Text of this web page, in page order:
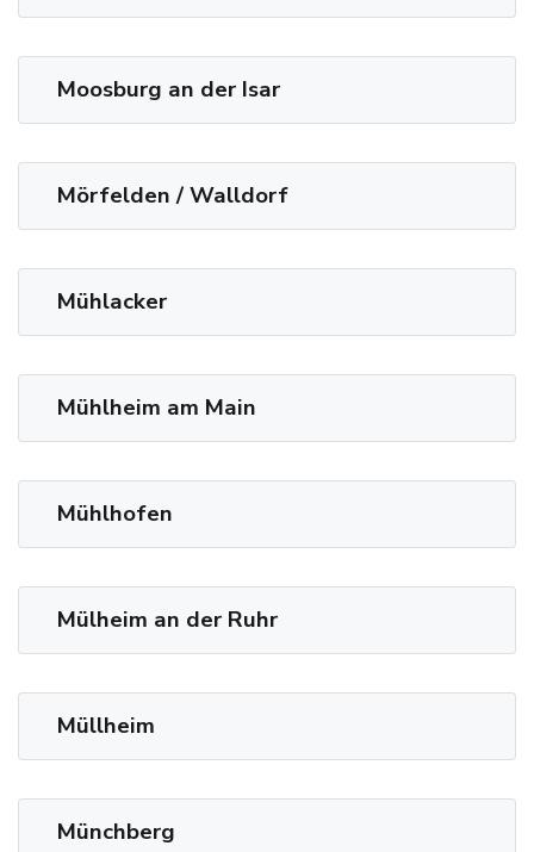
Moosburg an der Isar
Mörfelden / Walldorf
Mühlacker
Mühlheim am Main
Mühlhofen
Mülheim an der Ruhr
Müllheim
Münchberg